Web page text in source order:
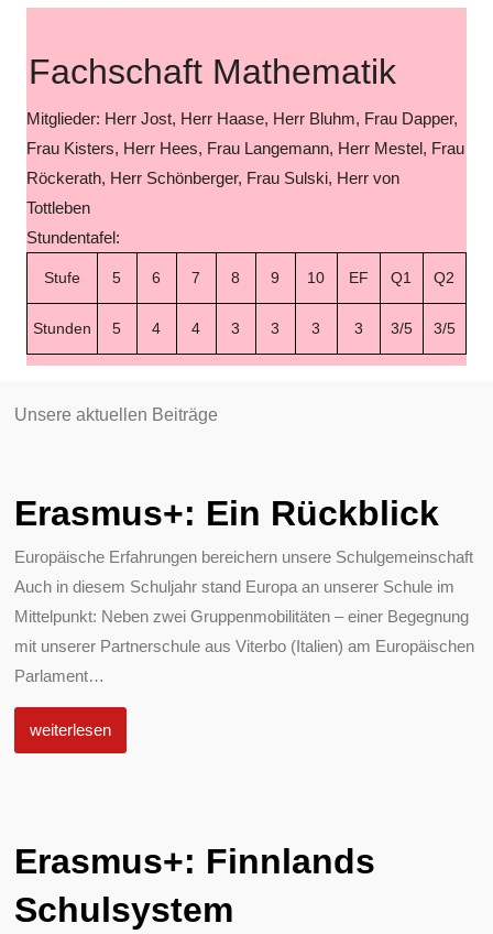
Fachschaft Mathematik
Mitglieder: Herr Jost, Herr Haase, Herr Bluhm, Frau Dapper,
Frau Kisters, Herr Hees, Frau Langemann, Herr Mestel, Frau
Röckerath, Herr Schönberger, Frau Sulski, Herr von
Tottleben
Stundentafel:
Stufe 5 6 7 8 9 10 EF Q1 Q2
Stunden 5 4 4 3 3 3 3 3/5 3/5
Unsere aktuellen Beiträge
Erasmus+: Ein Rückblick
Europäische Erfahrungen bereichern unsere Schulgemeinschaft
Auch in diesem Schuljahr stand Europa an unserer Schule im
Mittelpunkt: Neben zwei Gruppenmobilitäten – einer Begegnung
mit unserer Partnerschule aus Viterbo (Italien) am Europäischen
Parlament…
weiterlesen
Erasmus+: Finnlands
Schulsystem